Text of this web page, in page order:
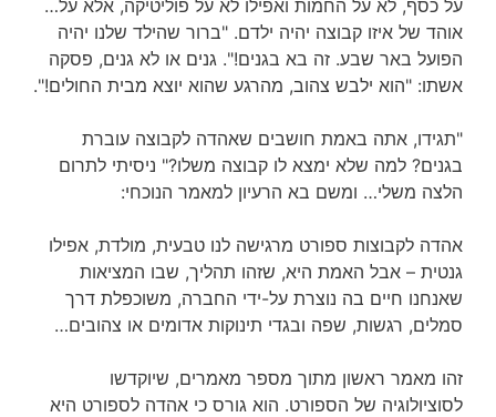
על כסף, לא על החמות ואפילו לא על פוליטיקה, אלא על…
אוהד של איזו קבוצה יהיה ילדם. "ברור שהילד שלנו יהיה
הפועל באר שבע. זה בא בגנים!". גנים או לא גנים, פסקה
אשתו: "הוא ילבש צהוב, מהרגע שהוא יוצא מבית החולים!".
"תגידו, אתה באמת חושבים שאהדה לקבוצה עוברת
בגנים? למה שלא ימצא לו קבוצה משלו?" ניסיתי לתרום
הלצה משלי… ומשם בא הרעיון למאמר הנוכחי:
אהדה לקבוצות ספורט מרגישה לנו טבעית, מולדת, אפילו
גנטית – אבל האמת היא, שזהו תהליך, שבו המציאות
שאנחנו חיים בה נוצרת על-ידי החברה, משוכפלת דרך
סמלים, רגשות, שפה ובגדי תינוקות אדומים או צהובים…
זהו מאמר ראשון מתוך מספר מאמרים, שיוקדשו
לסוציולוגיה של הספורט. הוא גורס כי אהדה לספורט היא